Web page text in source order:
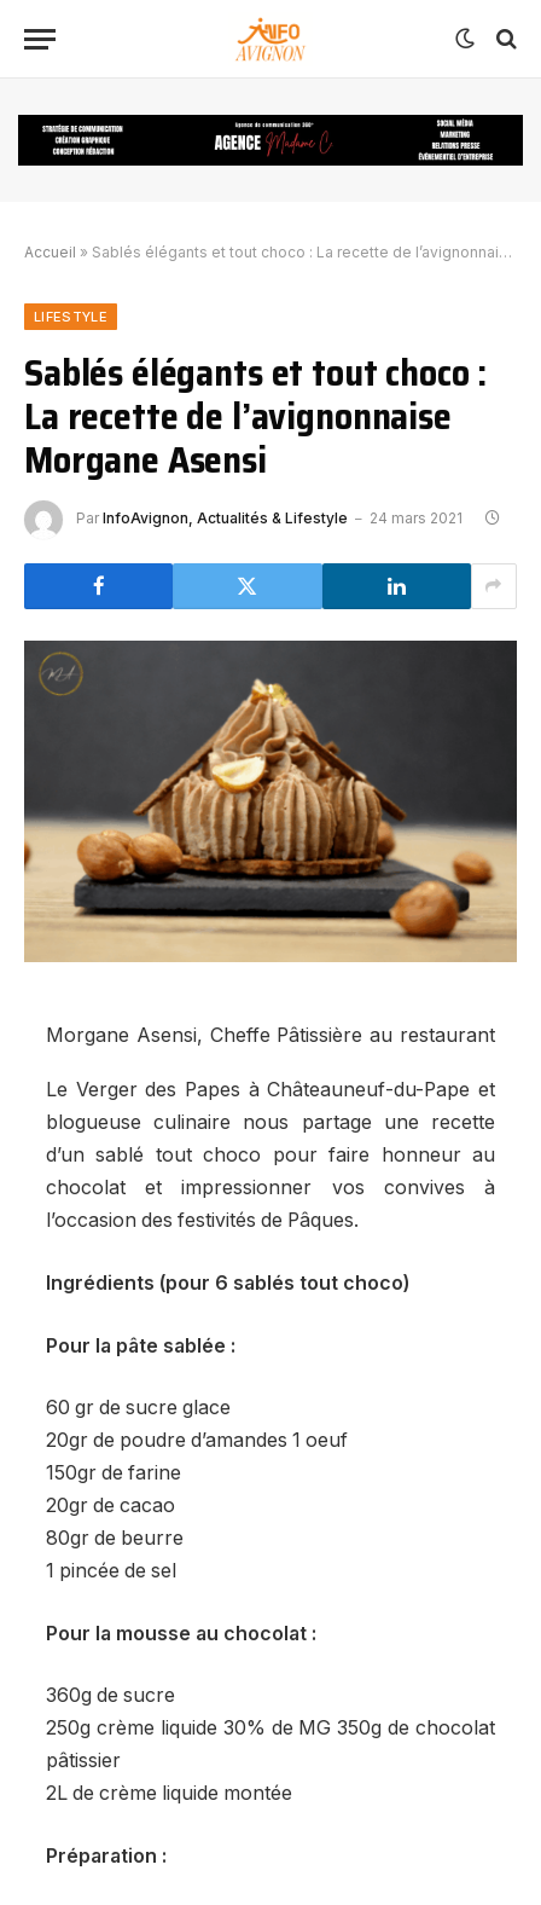
Accueil » Sablés élégants et tout choco : La recette de l’avignonnaise Morgane Asensi
LIFESTYLE
Sablés élégants et tout choco :
La recette de l’avignonnaise
Morgane Asensi
Par InfoAvignon, Actualités & Lifestyle 24 mars 2021
Morgane Asensi, Cheffe Pâtissière au restaurant
Le Verger des Papes à Châteauneuf-du-Pape et
blogueuse culinaire nous partage une recette
d’un sablé tout choco pour faire honneur au
chocolat et impressionner vos convives à
l’occasion des festivités de Pâques.
Ingrédients (pour 6 sablés tout choco)
Pour la pâte sablée :
60 gr de sucre glace
20gr de poudre d’amandes 1 oeuf
150gr de farine
20gr de cacao
80gr de beurre
1 pincée de sel
Pour la mousse au chocolat :
360g de sucre
250g crème liquide 30% de MG 350g de chocolat
pâtissier
2L de crème liquide montée
Préparation :